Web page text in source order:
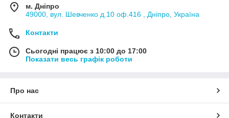
м. Дніпро
49000, вул. Шевченко д.10 оф.416 , Дніпро, Україна
Контакти
Сьогодні працює з 10:00 до 17:00
Показати весь графік роботи
Про нас
Контакти